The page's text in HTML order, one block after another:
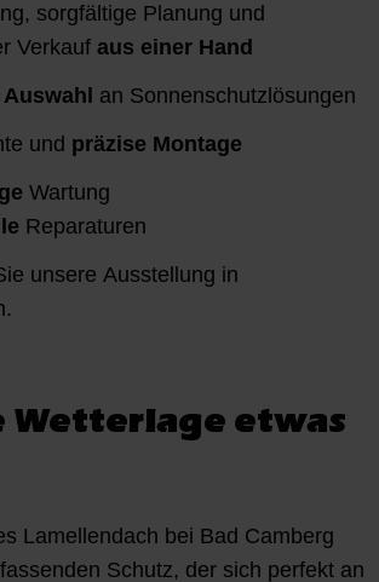
sorgfältige Planung und
Verkaufaus einer Hand
an Sonnenschutzlösungen
und präzise Montage
Wartung
Reparaturen
unsereAusstellung in
Wetterlage etwas
Lamellendach bei Bad Camberg
Schutz, der sich perfekt an